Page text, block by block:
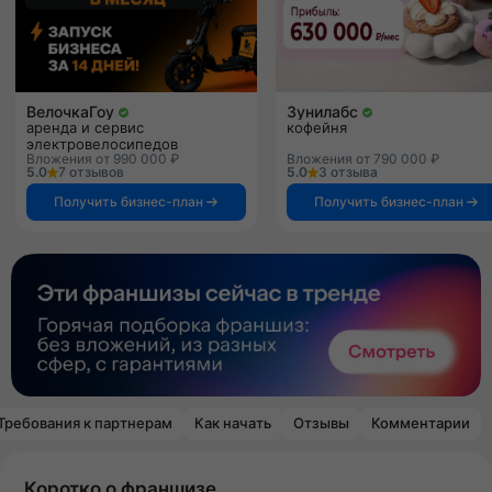
ВелочкаГоу
аренда и сервис
электровелосипедов
Вложения от 990 000 ₽
5.0
7 отзывов
Получить бизнес-план
Зунилабс
кофейня
Вложения от 790 000 ₽
5.0
3 отзыва
Получить бизнес-план
к партнерам Как начать Отзывы Комментарии